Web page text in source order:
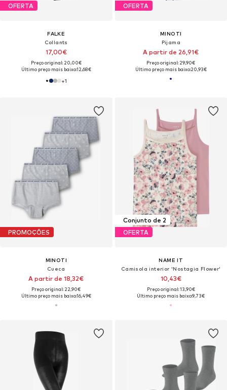
OFERTA
FALKE
Collants
17,00€
Preço original: 20,00€
Último preço mais baixo:12,68€
+1
OFERTA
MINOTI
Pijama
A partir de 26,91€
Preço original: 29,90€
Último preço mais baixo:20,93€
PROMOÇÕES
MINOTI
Cueca
A partir de 18,32€
Preço original: 22,90€
Último preço mais baixo:16,49€
Conjunto de 2
OFERTA
NAME IT
Camisola interior 'Nostagia Flower'
10,43€
Preço original: 13,90€
Último preço mais baixo:9,73€